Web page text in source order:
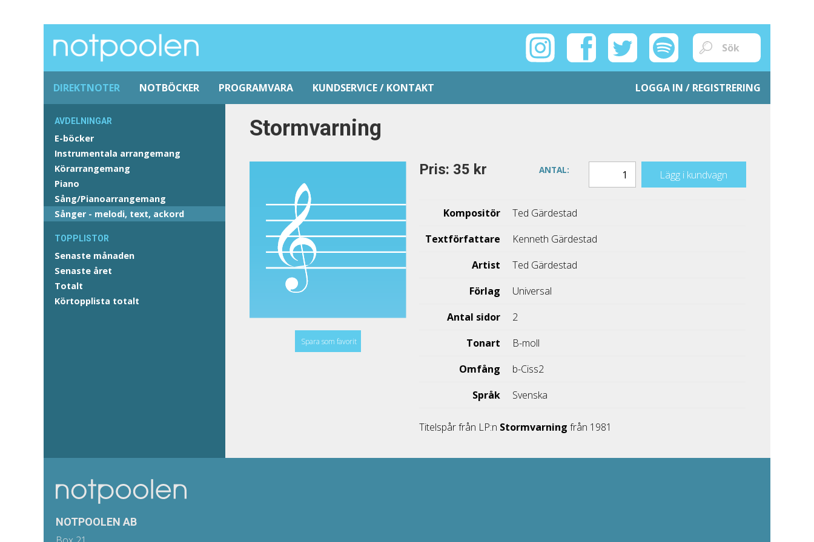
DIREKTNOTER NOTBÖCKER PROGRAMVARA KUNDSERVICE / KONTAKT LOGGA IN / REGISTRERING
AVDELNINGAR
E-böcker
Instrumentala arrangemang
Körarrangemang
Piano
Sång/Pianoarrangemang
Sånger - melodi, text, ackord
TOPPLISTOR
Senaste månaden
Senaste året
Totalt
Körtopplista totalt
Stormvarning
Spara som favorit
Pris: 35 kr ANTAL: Lägg i kundvagn
Kompositör
Ted Gärdestad
Textförfattare
Kenneth Gärdestad
Artist
Ted Gärdestad
Förlag
Universal
Antal sidor
2
Tonart
B-moll
Omfång
b-Ciss2
Språk
Svenska
Titelspår från LP:n Stormvarningfrån 1981
NOTPOOLEN AB